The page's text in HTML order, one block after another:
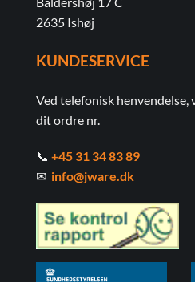
2635 Ishøj
KUNDESERVICE
Ved telefonisk
dit ordre nr.
📞 +45 31 34 83 89
✉ info@jware.dk